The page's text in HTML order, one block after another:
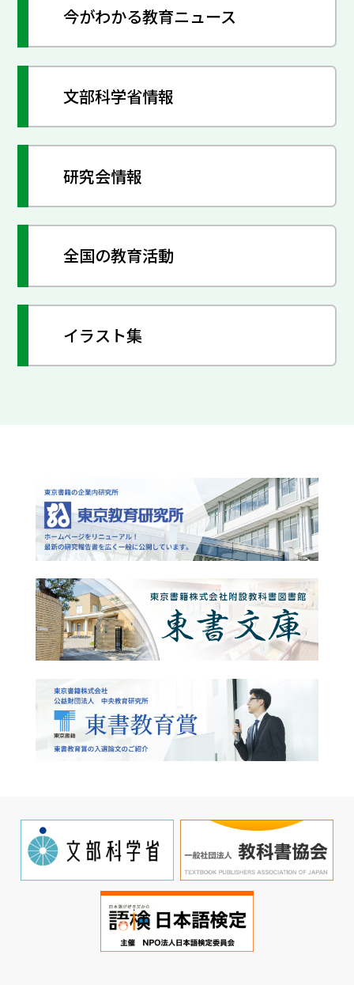
今がわかる教育ニュース
文部科学省情報
研究会情報
全国の教育活動
イラスト集